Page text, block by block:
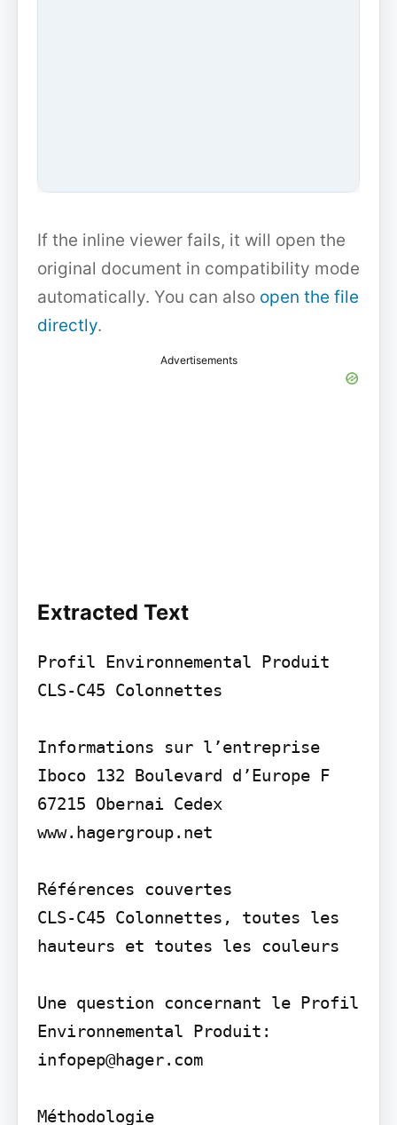
If the inline viewer fails, it will open the
original document in compatibility mode
automatically. You can also open the file
directly.
Advertisements
Extracted Text
Profil Environnemental Produit
CLS-C45 Colonnettes
Informations sur l’entreprise
Iboco 132 Boulevard d’Europe F
67215 Obernai Cedex
www.hagergroup.net
Références couvertes
CLS-C45 Colonnettes, toutes les
hauteurs et toutes les couleurs
Une question concernant le Profil
Environnemental Produit:
infopep@hager.com
Méthodologie